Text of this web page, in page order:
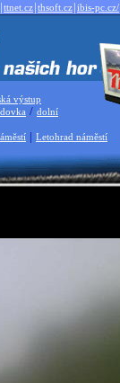
|ttnet.cz|thsoft.cz|ibis-pc.cz/
výstup
/ dolní
| Letohrad náměstí